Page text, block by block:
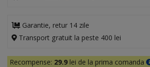
Garantie, retur 14 zile
Transport gratuit la peste 400 lei
Recompense: 29.9 lei de la prima comanda